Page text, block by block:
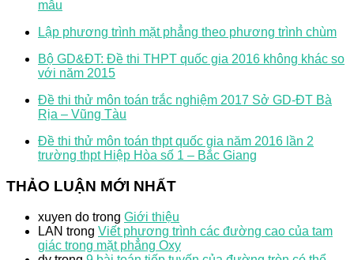
mẫu
Lập phương trình mặt phẳng theo phương trình chùm
Bộ GD&ĐT: Đề thi THPT quốc gia 2016 không khác so
với năm 2015
Đề thi thử môn toán trắc nghiệm 2017 Sở GD-ĐT Bà
Rịa – Vũng Tàu
Đề thi thử môn toán thpt quốc gia năm 2016 lần 2
trường thpt Hiệp Hòa số 1 – Bắc Giang
THẢO LUẬN MỚI NHẤT
xuyen do trong Giới thiệu
LAN trong Viết phương trình các đường cao của tam
giác trong mặt phẳng Oxy